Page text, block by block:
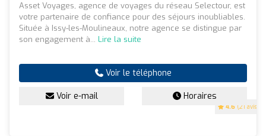
4.6 (21 avis)
Asset Voyages, agence de voyages du réseau Selectour, est
votre partenaire de confiance pour des séjours inoubliables.
Située à Issy-les-Moulineaux, notre agence se distingue par
son engagement à... Lire la suite
Voir le téléphone
Voir e-mail Horaires